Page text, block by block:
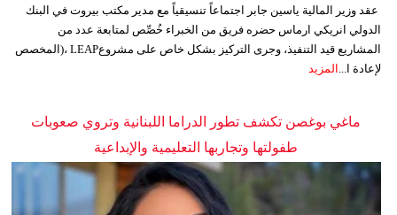
عقد وزير المالية ياسين جابر اجتماعاً تنسيقياً مع مدير مكتب بيروت في البنك
الدولي انريكي ارماس حضره فريق من الخبراء خُصِّص لمتابعة عدد من
المشاريع قيد التنفيذ، وجرى التركيز بشكل خاص على مشروعLEAP ،(المخصص
لإعادة ا... المزيد
ماغي بوغصن تكشف تطور الدراما اللبنانية وتروي صعوبات
طفولتها وتجاربها التعليمية والإبداعية